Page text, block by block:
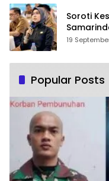
Soroti
19
Popular Posts